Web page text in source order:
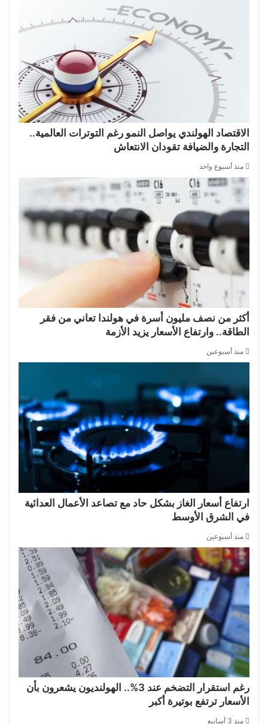
الاقتصاد الهولندي يواصل النمو رغم التوترات العالمية..
التجارة والضيافة تقودان الانتعاش
منذ أسبوع واحد
أكثر من نصف مليون أسرة في هولندا تعاني من فقر
الطاقة.. وارتفاع الأسعار يزيد الأزمة
منذ أسبوعين
ارتفاع أسعار الغاز بشكل حاد مع تصاعد الأعمال العدائية
في الشرق الأوسط
منذ أسبوعين
رغم استقرار التضخم عند 3%.. الهولنديون يشعرون بأن
الأسعار ترتفع بوتيرة أكبر
منذ 3 أسابيع